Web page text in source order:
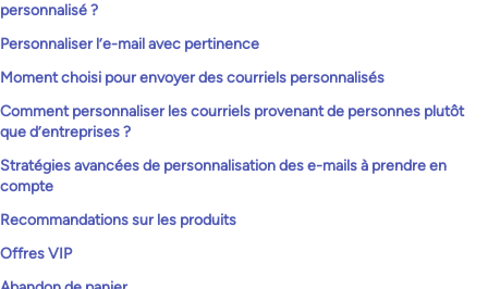
personnalisé ?
Personnaliser l’e-mail avec pertinence
Moment choisi pour envoyer des courriels personnalisés
Comment personnaliser les courriels provenant de personnes plutôt
que d’entreprises ?
Stratégies avancées de personnalisation des e-mails à prendre en
compte
Recommandations sur les produits
Offres VIP